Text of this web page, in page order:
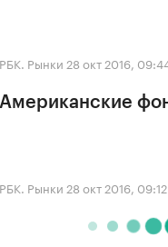
РБК. Рынки 28 окт 2016,
Американские
РБК. Рынки 28 окт 2016, 09:12